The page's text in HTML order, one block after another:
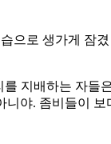
으로 생가게 잠겼
지배하는 자들
니야. 좀비들이 보